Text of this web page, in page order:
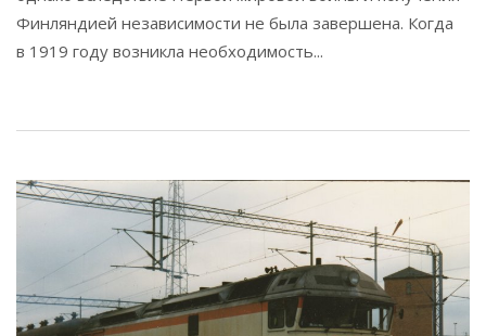
Финляндией независимости не была завершена. Когда
в 1919 году возникла необходимость...